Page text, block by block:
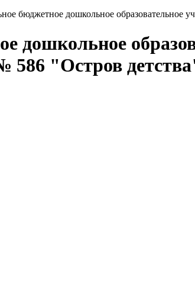
бюджетное дошкольное образовательное
дошкольное
586 "Остров